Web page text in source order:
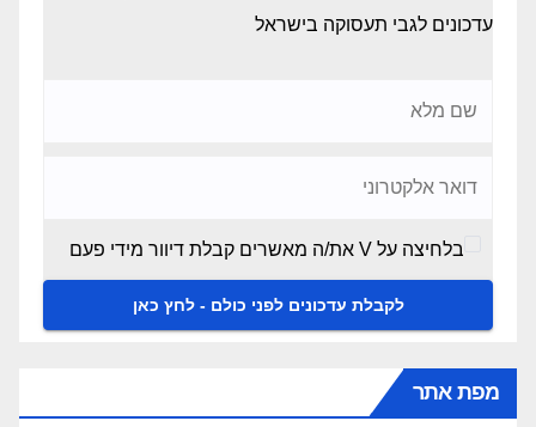
עדכונים לגבי תעסוקה בישראל
בלחיצה על V את/ה מאשרים קבלת דיוור מידי פעם
מפת אתר